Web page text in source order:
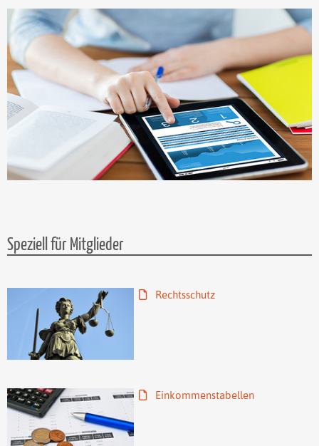
Speziell für Mitglieder
Rechtsschutz
Einkommenstabellen